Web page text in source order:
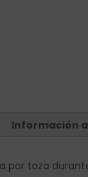
Información
por taza